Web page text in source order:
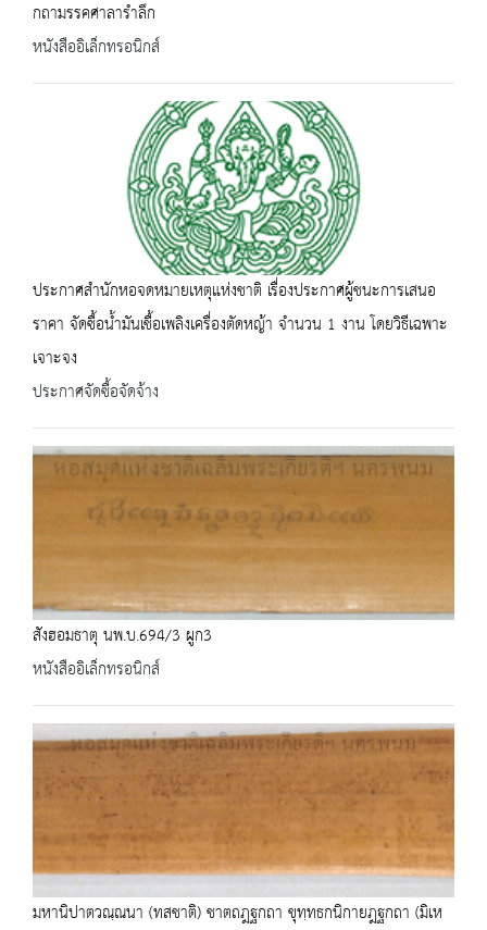
กถามรรคศาลารำลึก
หนังสืออิเล็กทรอนิกส์
ประกาศสำนักหอจดหมายเหตุแห่งชาติ เรื่องประกาศผู้ชนะการเสนอ
ราคา จัดซื้อน้ำมันเชื้อเพลิงเครื่องตัดหญ้า จำนวน 1 งาน โดยวิธีเฉพาะ
เจาะจง
ประกาศจัดซื้อจัดจ้าง
สังฮอมธาตุ นพ.บ.694/3 ผูก3
หนังสืออิเล็กทรอนิกส์
มหานิปาตวณฺณนา (ทสชาติ) ชาตถฎฐกถา ขุทฺทธกนิกายฎฐกถา (มิเห